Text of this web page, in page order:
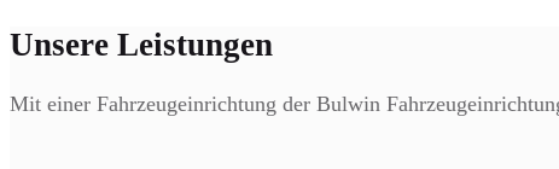
Unsere Leistungen
Mit einer Fahrzeugeinrichtung der Bulwin